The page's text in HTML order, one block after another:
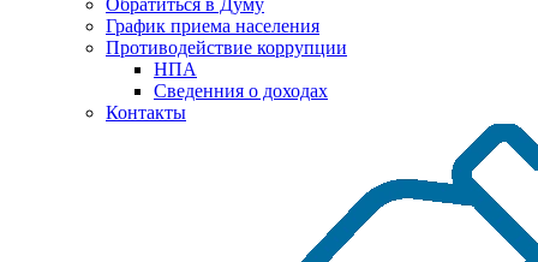
Обратиться в Думу
График приема населения
Противодействие коррупции
НПА
Сведенния о доходах
Контакты